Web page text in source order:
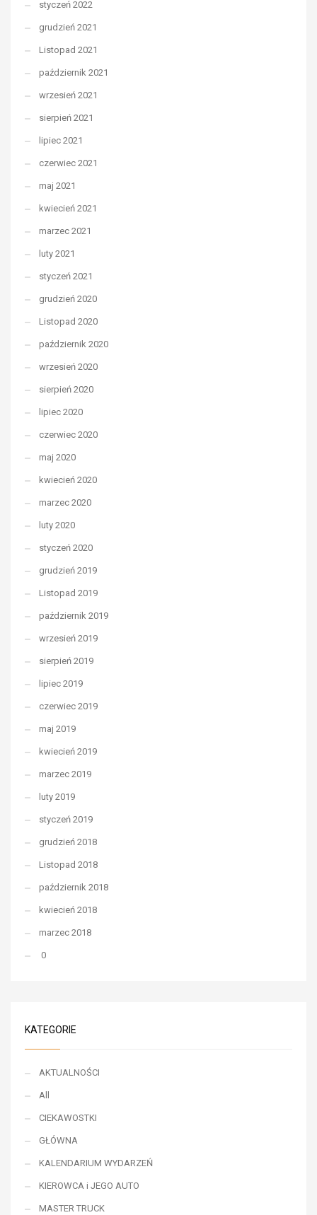
styczeń 2022
grudzień 2021
Listopad 2021
październik 2021
wrzesień 2021
sierpień 2021
lipiec 2021
czerwiec 2021
maj 2021
kwiecień 2021
marzec 2021
luty 2021
styczeń 2021
grudzień 2020
Listopad 2020
październik 2020
wrzesień 2020
sierpień 2020
lipiec 2020
czerwiec 2020
maj 2020
kwiecień 2020
marzec 2020
luty 2020
styczeń 2020
grudzień 2019
Listopad 2019
październik 2019
wrzesień 2019
sierpień 2019
lipiec 2019
czerwiec 2019
maj 2019
kwiecień 2019
marzec 2019
luty 2019
styczeń 2019
grudzień 2018
Listopad 2018
październik 2018
kwiecień 2018
marzec 2018
0
KATEGORIE
AKTUALNOŚCI
All
CIEKAWOSTKI
GŁÓWNA
KALENDARIUM WYDARZEŃ
KIEROWCA i JEGO AUTO
MASTER TRUCK